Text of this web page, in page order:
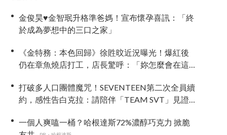
金俊昊♥金智珉升格準爸媽！宣布懷孕喜訊：「終
於成為夢想中的三口之家」
《金特務：本色回歸》徐貹旼近況曝光！爆紅後
仍在章魚燒店打工，店長驚呼：「妳怎麼會在這
打破多人口團體魔咒！SEVENTEEN第二次全員續
約，感性告白克拉：請陪伴「TEAM SVT」見證
一個人爽嗑一桶？哈根達斯72%濃醇巧克力 掀脆